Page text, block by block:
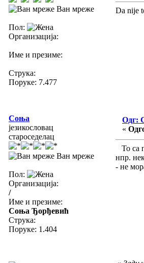
Ван мреже
Пол:
Организација:
Име и презиме:
Струка:
Поруке: 7.477
Da nije
Соња
језикословац
староседелац
Ван мреже
Пол:
Организација:
/
Име и презиме:
Соња Ђорђевић
Струка:
Поруке: 1.404
Одг:
«
То са
нпр.
- не